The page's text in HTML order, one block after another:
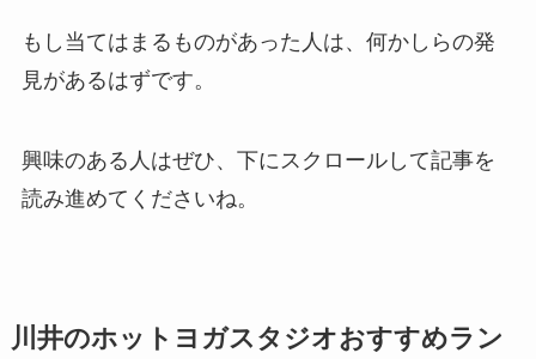
もし当てはまるものがあった人は、何かしらの発
見があるはずです。
興味のある人はぜひ、下にスクロールして記事を
読み進めてくださいね。
川井のホットヨガスタジオおすすめラン